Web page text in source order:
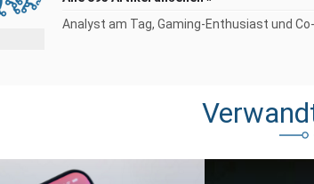
Analyst am Tag, Gaming-Enthusiast und Co-